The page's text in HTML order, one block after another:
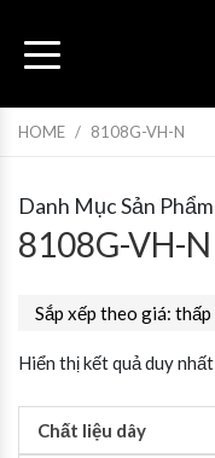
HOME / 8108G-VH-N
Danh Mục Sản Phẩm
8108G-VH-N
Hiển thị kết quả duy nhất
Chất liệu dây